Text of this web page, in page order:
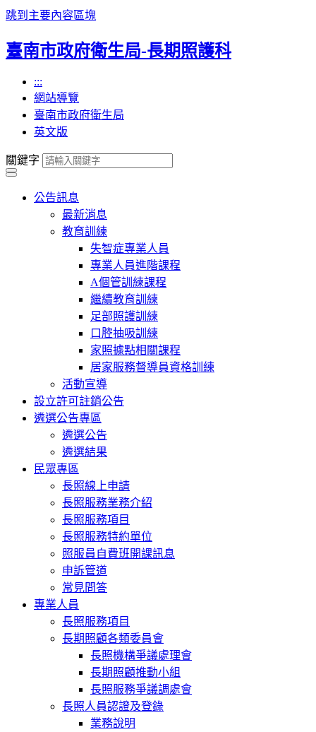
跳到主要內容區塊
臺南市政府衛生局-長期照護科
:::
網站導覽
臺南市政府衛生局
英文版
關鍵字
公告訊息
最新消息
教育訓練
失智症專業人員
專業人員進階課程
A個管訓練課程
繼續教育訓練
足部照護訓練
口腔抽吸訓練
家照據點相關課程
居家服務督導員資格訓練
活動宣導
設立許可註銷公告
遴選公告專區
遴選公告
遴選結果
民眾專區
長照線上申請
長照服務業務介紹
長照服務項目
長照服務特約單位
照服員自費班開課訊息
申訴管道
常見問答
專業人員
長照服務項目
長期照顧各類委員會
長照機構爭議處理會
長期照顧推動小組
長照服務爭議調處會
長照人員認證及登錄
業務說明